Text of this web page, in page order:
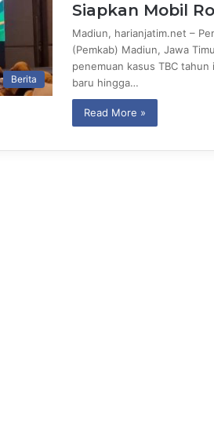
Berita
Siapkan Mobil
Madiun, harianjatim.net –
(Pemkab) Madiun, Jawa
penemuan kasus TBC tahun
baru hingga…
Read More »